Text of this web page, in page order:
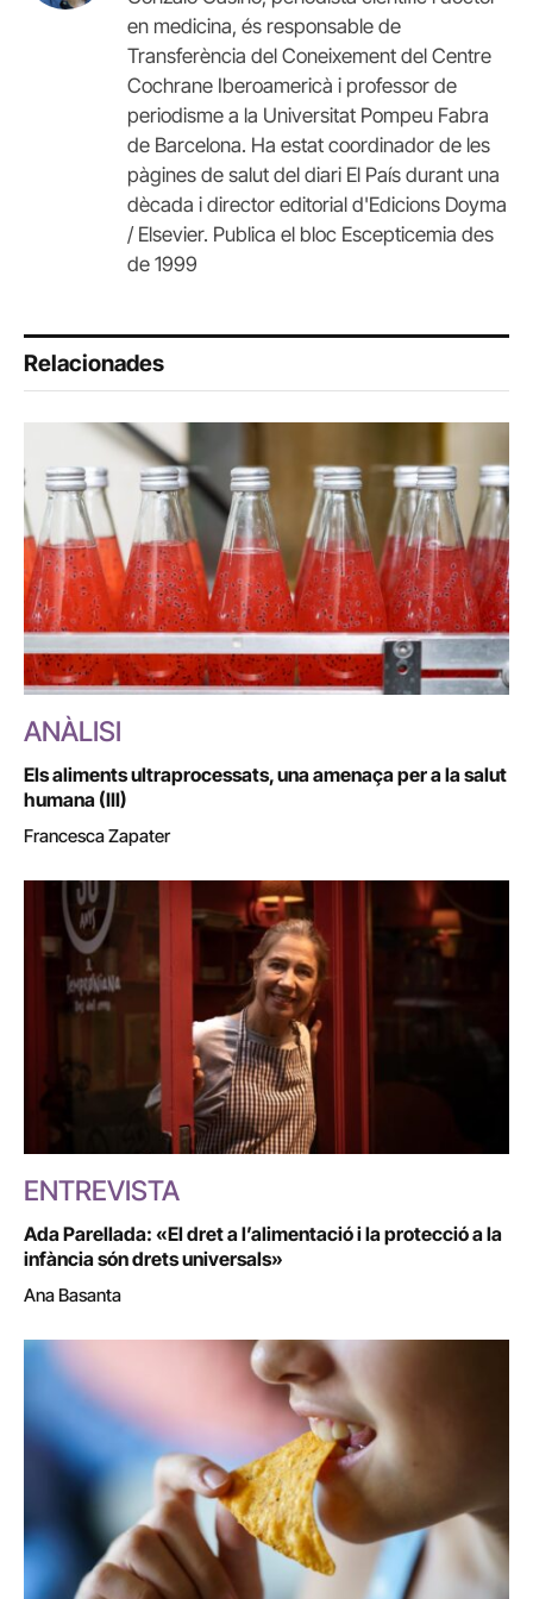
en medicina, és responsable de
Transferència del Coneixement del Centre
Cochrane Iberoamericà i professor de
periodisme a la Universitat Pompeu Fabra
de Barcelona. Ha estat coordinador de les
pàgines de salut del diari El País durant una
dècada i director editorial d'Edicions Doyma
/ Elsevier. Publica el bloc Escepticemia des
de 1999
Relacionades
ANÀLISI
Els aliments ultraprocessats, una amenaça per a la salut
humana (III)
Francesca Zapater
ENTREVISTA
Ada Parellada: «El dret a l’alimentació i la protecció a la
infància són drets universals»
Ana Basanta